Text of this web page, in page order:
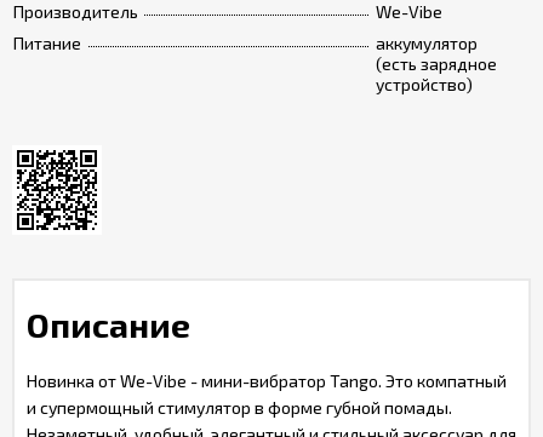
Производитель
We-Vibe
Питание
аккумулятор
(есть зарядное
устройство)
Описание
Новинка от We-Vibe - мини-вибратор Tango. Это компатный
и супермощный стимулятор в форме губной помады.